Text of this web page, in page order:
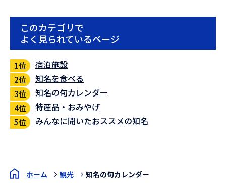
このカテゴリで
よく見られているページ
宿泊施設
知名を食べる
知名の旬カレンダー
特産品・おみやげ
みんなに聞いたおススメの知名
ホーム 観光 知名の旬カレンダー